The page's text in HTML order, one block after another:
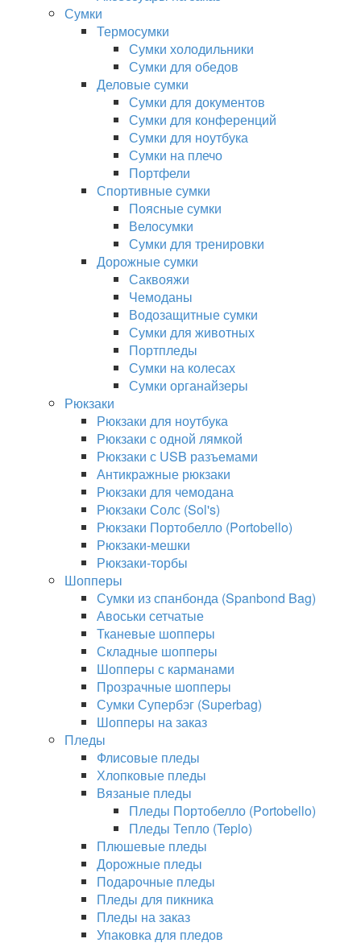
Сумки
Термосумки
Сумки холодильники
Сумки для обедов
Деловые сумки
Сумки для документов
Сумки для конференций
Сумки для ноутбука
Сумки на плечо
Портфели
Спортивные сумки
Поясные сумки
Велосумки
Сумки для тренировки
Дорожные сумки
Саквояжи
Чемоданы
Водозащитные сумки
Сумки для животных
Портпледы
Сумки на колесах
Сумки органайзеры
Рюкзаки
Рюкзаки для ноутбука
Рюкзаки с одной лямкой
Рюкзаки с USB разъемами
Антикражные рюкзаки
Рюкзаки для чемодана
Рюкзаки Солс (Sol's)
Рюкзаки Портобелло (Portobello)
Рюкзаки-мешки
Рюкзаки-торбы
Шопперы
Сумки из спанбонда (Spanbond Bag)
Авоськи сетчатые
Тканевые шопперы
Складные шопперы
Шопперы с карманами
Прозрачные шопперы
Сумки Супербэг (Superbag)
Шопперы на заказ
Пледы
Флисовые пледы
Хлопковые пледы
Вязаные пледы
Пледы Портобелло (Portobello)
Пледы Тепло (Teplo)
Плюшевые пледы
Дорожные пледы
Подарочные пледы
Пледы для пикника
Пледы на заказ
Упаковка для пледов